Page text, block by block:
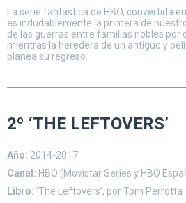
La serie fantástica de HBO, convertida
es indudablemente la primera de
de las guerras entre familias nobles por
mientras la heredera de un antiguo y
planea su regreso.
2º ‘THE LEFTOVERS’
Año: 2014-2017
Canal: HBO (Movistar Series y HBO
Libro: ‘The Leftovers’, por Tom Perrotta